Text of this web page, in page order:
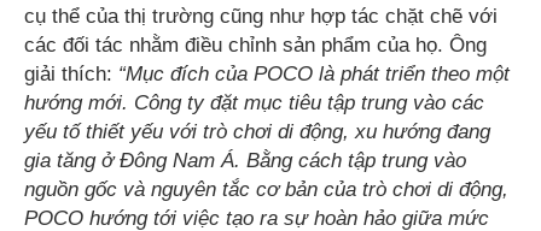
cụ thể của thị trường cũng như hợp tác chặt chẽ với
các đối tác nhằm điều chỉnh sản phẩm của họ. Ông
giải thích: “Mục đích của POCO là phát triển theo một
hướng mới. Công ty đặt mục tiêu tập trung vào các
yếu tố thiết yếu với trò chơi di động, xu hướng đang
gia tăng ở Đông Nam Á. Bằng cách tập trung vào
nguồn gốc và nguyên tắc cơ bản của trò chơi di động,
POCO hướng tới việc tạo ra sự hoàn hảo giữa mức